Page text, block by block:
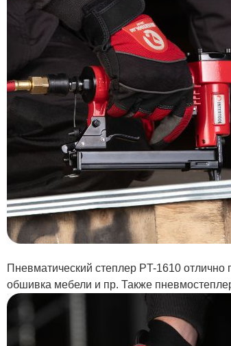
Пневматический степлер PT-1610
обшивка мебели и пр. Также